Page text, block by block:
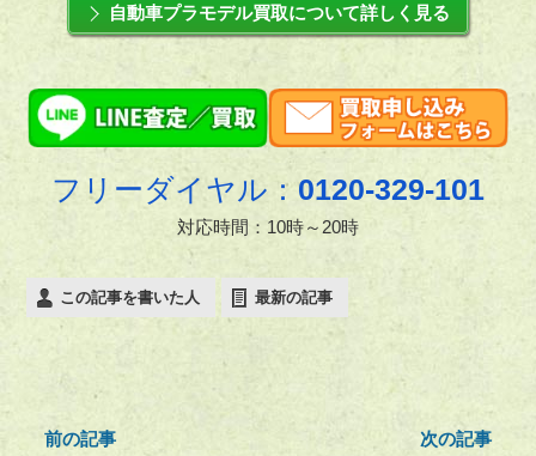
自動車プラモデル買取について詳しく見る
フリーダイヤル： 0120-329-101
対応時間：10時～20時
この記事を書いた人 最新の記事